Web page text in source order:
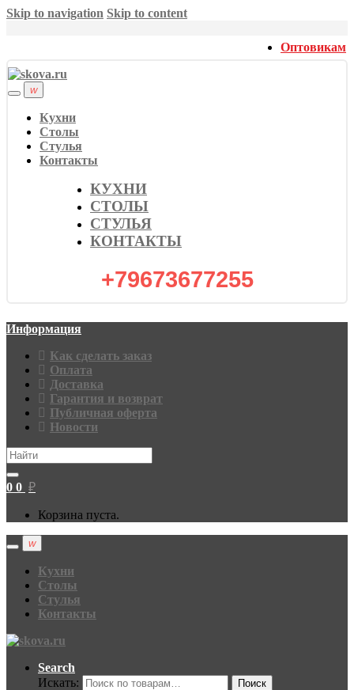
Skip to navigation Skip to content
Оптовикам
Кухни
Столы
Стулья
Контакты
КУХНИ
СТОЛЫ
СТУЛЬЯ
КОНТАКТЫ
+79673677255
Информация
Как сделать заказ
Оплата
Доставка
Гарантия и возврат
Публичная оферта
Новости
Search
for:
0 0 ₽
Корзина пуста.
Кухни
Столы
Стулья
Контакты
Search
Искать:
Поиск